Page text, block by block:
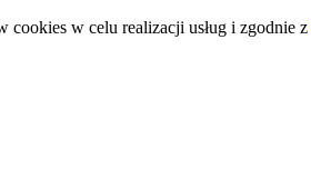
cookies w celu realizacji usług i zgodnie z